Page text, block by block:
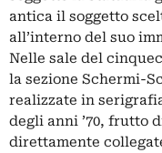
antica il soggetto
all’interno del suo
Nelle sale del
la sezione Schermi-
realizzate in
degli anni ’70, frutto
direttamente